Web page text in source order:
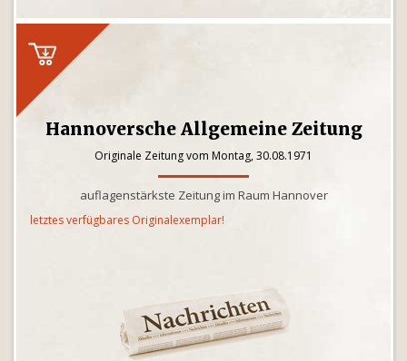
Hannoversche Allgemeine Zeitung
Originale Zeitung vom Montag, 30.08.1971
auflagenstärkste Zeitung im Raum Hannover
letztes verfügbares Originalexemplar!